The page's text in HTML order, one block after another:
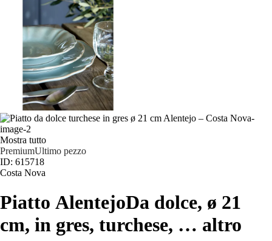
Mostra tutto
PremiumUltimo pezzo
ID: 615718
Costa Nova
Piatto AlentejoDa dolce, ø 21
cm, in gres, turchese, … altro